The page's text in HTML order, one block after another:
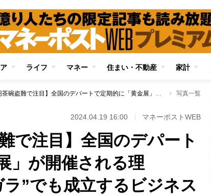
ライフ マネー 住まい・不動産 家計
【1000万円茶碗盗難で注目】全国のデパートで定期的に「黄金展」が開催される理由 “会場はガラガラ”でも成立するビジネスモデル 写真一覧
2024.04.19 16:00 マネーポストWEB
で注目】全国のデパート
」が開催される理
”でも成立するビジネス